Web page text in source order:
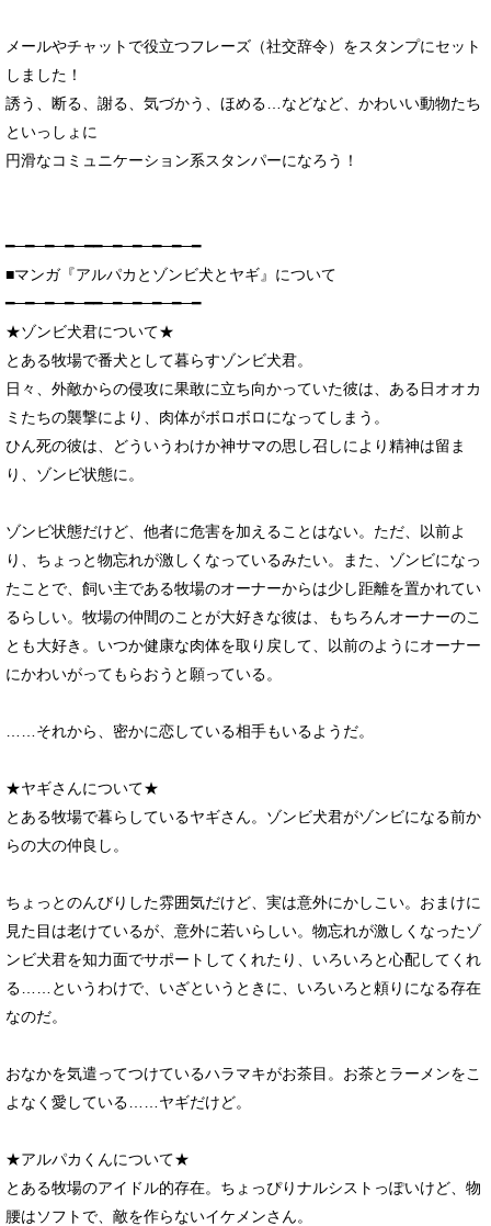
メールやチャットで役立つフレーズ（社交辞令）をスタンプにセット
しました！
誘う、断る、謝る、気づかう、ほめる…などなど、かわいい動物たち
といっしょに
円滑なコミュニケーション系スタンパーになろう！
━─━─━─━─━━─━─━─━─━─━
■マンガ『アルパカとゾンビ犬とヤギ』について
━─━─━─━─━━─━─━─━─━─━
★ゾンビ犬君について★
とある牧場で番犬として暮らすゾンビ犬君。
日々、外敵からの侵攻に果敢に立ち向かっていた彼は、ある日オオカ
ミたちの襲撃により、肉体がボロボロになってしまう。
ひん死の彼は、どういうわけか神サマの思し召しにより精神は留ま
り、ゾンビ状態に。
ゾンビ状態だけど、他者に危害を加えることはない。ただ、以前よ
り、ちょっと物忘れが激しくなっているみたい。また、ゾンビになっ
たことで、飼い主である牧場のオーナーからは少し距離を置かれてい
るらしい。牧場の仲間のことが大好きな彼は、もちろんオーナーのこ
とも大好き。いつか健康な肉体を取り戻して、以前のようにオーナー
にかわいがってもらおうと願っている。
……それから、密かに恋している相手もいるようだ。
★ヤギさんについて★
とある牧場で暮らしているヤギさん。ゾンビ犬君がゾンビになる前か
らの大の仲良し。
ちょっとのんびりした雰囲気だけど、実は意外にかしこい。おまけに
見た目は老けているが、意外に若いらしい。物忘れが激しくなったゾ
ンビ犬君を知力面でサポートしてくれたり、いろいろと心配してくれ
る……というわけで、いざというときに、いろいろと頼りになる存在
なのだ。
おなかを気遣ってつけているハラマキがお茶目。お茶とラーメンをこ
よなく愛している……ヤギだけど。
★アルパカくんについて★
とある牧場のアイドル的存在。ちょっぴりナルシストっぽいけど、物
腰はソフトで、敵を作らないイケメンさん。